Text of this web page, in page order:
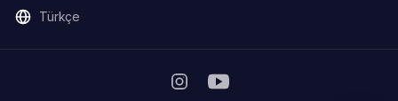
Türkçe